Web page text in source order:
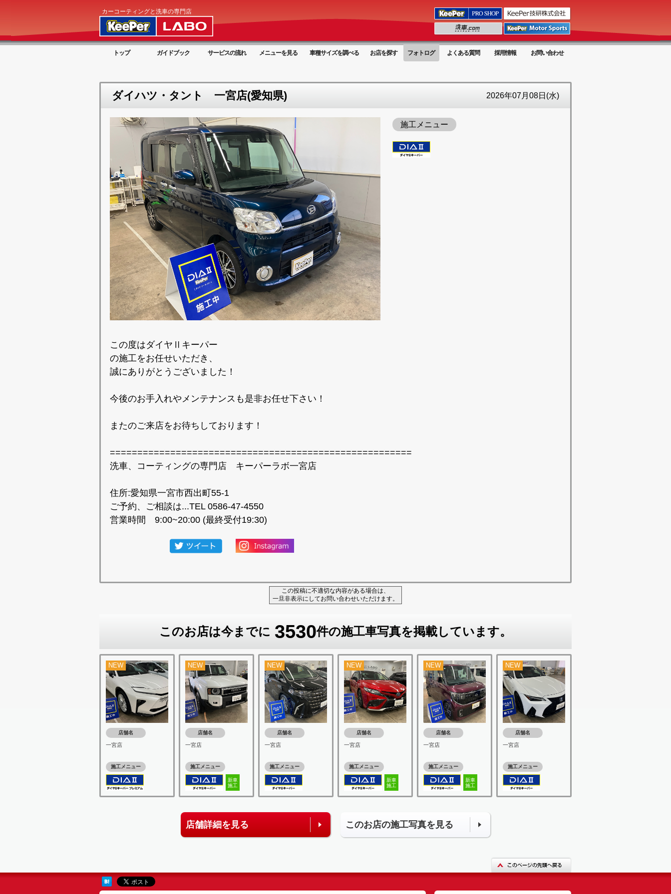
カーコーティングと洗車の専門店
トップ ガイドブック サービスの流れ メニューを見る 車種サイズを調べる お店を探す フォトログ よくある質問 採用情報 お問い合わせ
ダイハツ・タント 一宮店(愛知県) 2026年07月08日(水)
施工メニュー
この度はダイヤⅡキーパー
の施工をお任せいただき、
誠にありがとうございました！
今後のお手入れやメンテナンスも是非お任せ下さい！
またのご来店をお待ちしております！
=======================================================
洗車、コーティングの専門店 キーパーラボ一宮店
住所:愛知県一宮市西出町55-1
ご予約、ご相談は...TEL 0586-47-4550
営業時間 9:00~20:00 (最終受付19:30)
この投稿に不適切な内容がある場合は、
一旦非表示にしてお問い合わせいただけます。
このお店は今までに 3530件の施工車写真を掲載しています。
NEW
店舗名
一宮店
施工メニュー
NEW
店舗名
一宮店
施工メニュー
新車
施工
NEW
店舗名
一宮店
施工メニュー
NEW
店舗名
一宮店
施工メニュー
新車
施工
NEW
店舗名
一宮店
施工メニュー
新車
施工
NEW
店舗名
一宮店
施工メニュー
店舗詳細を見る このお店の施工写真を見る